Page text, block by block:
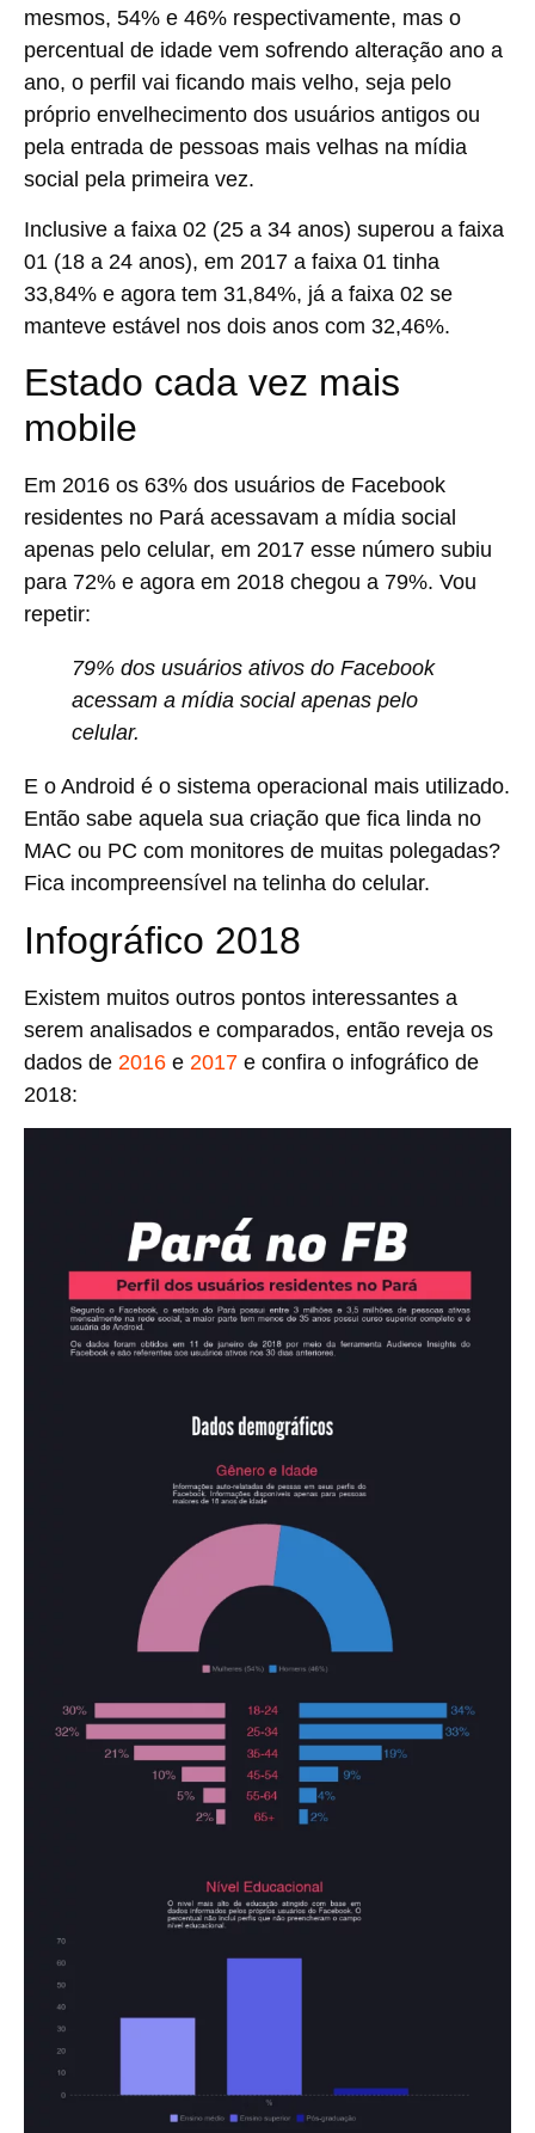
mesmos, 54% e 46% respectivamente, mas o
percentual de idade vem sofrendo alteração ano a
ano, o perfil vai ficando mais velho, seja pelo
próprio envelhecimento dos usuários antigos ou
pela entrada de pessoas mais velhas na mídia
social pela primeira vez.
Inclusive a faixa 02 (25 a 34 anos) superou a faixa
01 (18 a 24 anos), em 2017 a faixa 01 tinha
33,84% e agora tem 31,84%, já a faixa 02 se
manteve estável nos dois anos com 32,46%.
Estado cada vez mais
mobile
Em 2016 os 63% dos usuários de Facebook
residentes no Pará acessavam a mídia social
apenas pelo celular, em 2017 esse número subiu
para 72% e agora em 2018 chegou a 79%. Vou
repetir:
79% dos usuários ativos do Facebook
acessam a mídia social apenas pelo
celular.
E o Android é o sistema operacional mais utilizado.
Então sabe aquela sua criação que fica linda no
MAC ou PC com monitores de muitas polegadas?
Fica incompreensível na telinha do celular.
Infográfico 2018
Existem muitos outros pontos interessantes a
serem analisados e comparados, então reveja os
dados de 2016 e 2017 e confira o infográfico de
2018: